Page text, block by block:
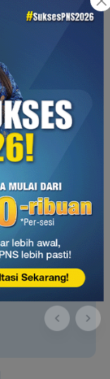
besar. Dengan
berlanjut, jaringan
penting
Buatan
bersama
di bawah ini
yang ahli dan